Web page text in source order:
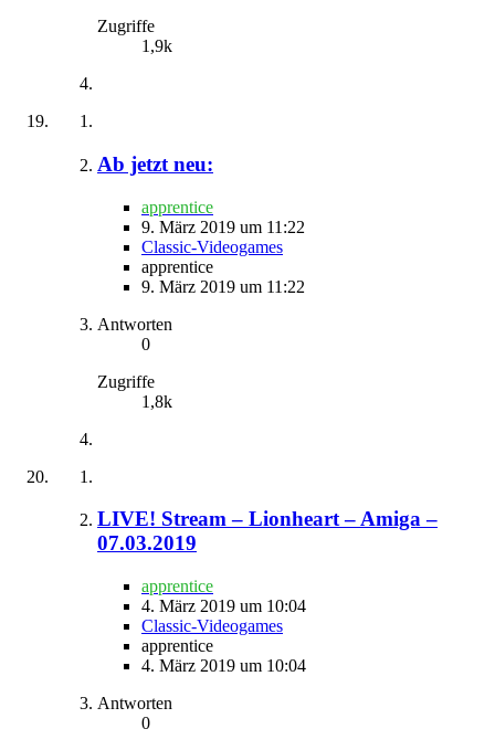
Zugriffe
1,9k
Ab jetzt neu:
apprentice
9. März 2019 um 11:22
Classic-Videogames
apprentice
9. März 2019 um 11:22
Antworten
0
Zugriffe
1,8k
LIVE! Stream – Lionheart – Amiga –
07.03.2019
apprentice
4. März 2019 um 10:04
Classic-Videogames
apprentice
4. März 2019 um 10:04
Antworten
0